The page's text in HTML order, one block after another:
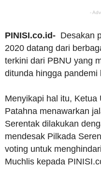
-
PINISI.co.id- Desakan
2020 datang dari
terkini dari PBNU yang
ditunda hingga pandemi
Menyikapi hal itu,
Patahna menawarkan
Serentak dilakukan
mendesak Pilkada
voting untuk
Muchlis kepada